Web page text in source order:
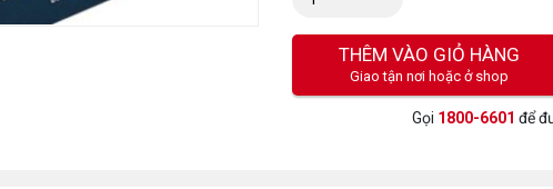
THÊM VÀO GIỎ HÀNG
Giao tận nơi hoặc ở shop
Gọi 1800-6601 để